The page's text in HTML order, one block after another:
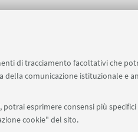
di tracciamento facoltativi che
comunicazione istituzionale e
esprimere consensi più
cookie" del sito.